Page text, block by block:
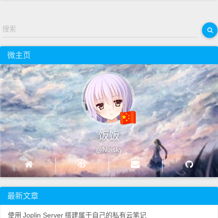
搜索
微主页
饭饭
@Noisky
最新文章
使用 Joplin Server搭建属于自己的私有云笔记